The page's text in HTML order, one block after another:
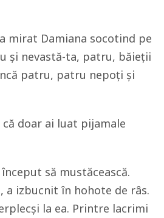
mirat Damiana socotind pe
și nevastă-ta, patru, băieții
patru, patru nepoți și
doar ai luat pijamale
să mustăcească.
a izbucnit în hohote de râs.
la ea. Printre lacrimi